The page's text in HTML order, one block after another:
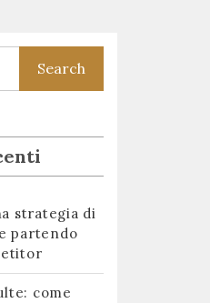
strategia di
partendo
come